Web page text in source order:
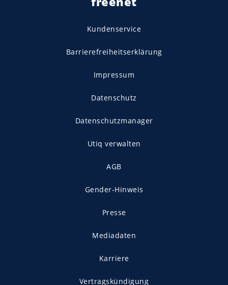
Kundenservice
Barrierefreiheitserklärung
Impressum
Datenschutz
Datenschutzmanager
Utiq verwalten
AGB
Gender-Hinweis
Presse
Mediadaten
Karriere
Vertragskündigung